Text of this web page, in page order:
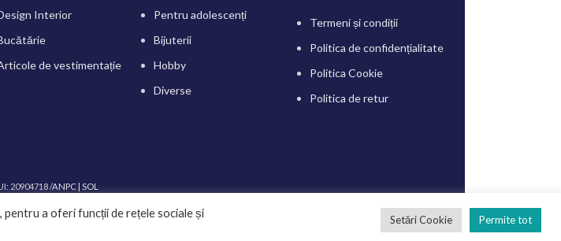
Interior
de vestimentație
Pentru adolescenți
Bijuterii
Hobby
Diverse
Termeni și condiții
Politica de confidențialitate
Politica Cookie
Politica de retur
20904718 /ANPC | SOL
a oferi funcții de rețele sociale și
Setări Cookie Permite tot